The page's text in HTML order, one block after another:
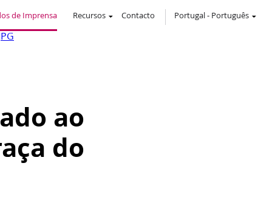
de Imprensa Recursos Contacto Portugal- Português
ao
do